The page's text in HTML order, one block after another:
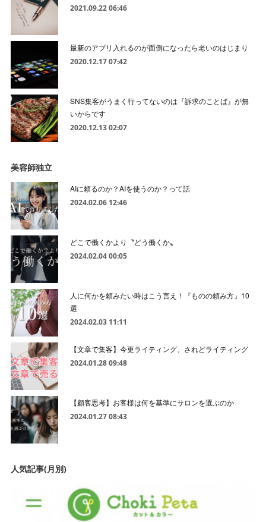
2021.09.22 06:46
最新のアプリ入れるのが面倒になったら老いのはじまり
2020.12.17 07:42
SNS集客がうまく行ってないのは『訴求のことば』が無
いからです
2020.12.13 02:07
美容師独立
AIに頼るのか？AIを使うのか？って話
2024.02.06 12:46
どこで働くかより〝どう働くか〟
2024.02.04 00:05
人に何かを頼みたい時はこう言え！『ものの頼み方』10
選
2024.02.03 11:11
【文章で集客】今更ライティング、されどライティング
2024.01.28 09:48
【顧客思考】お客様は何を基準にサロンを選ぶのか
2024.01.27 08:43
人気記事(月別)